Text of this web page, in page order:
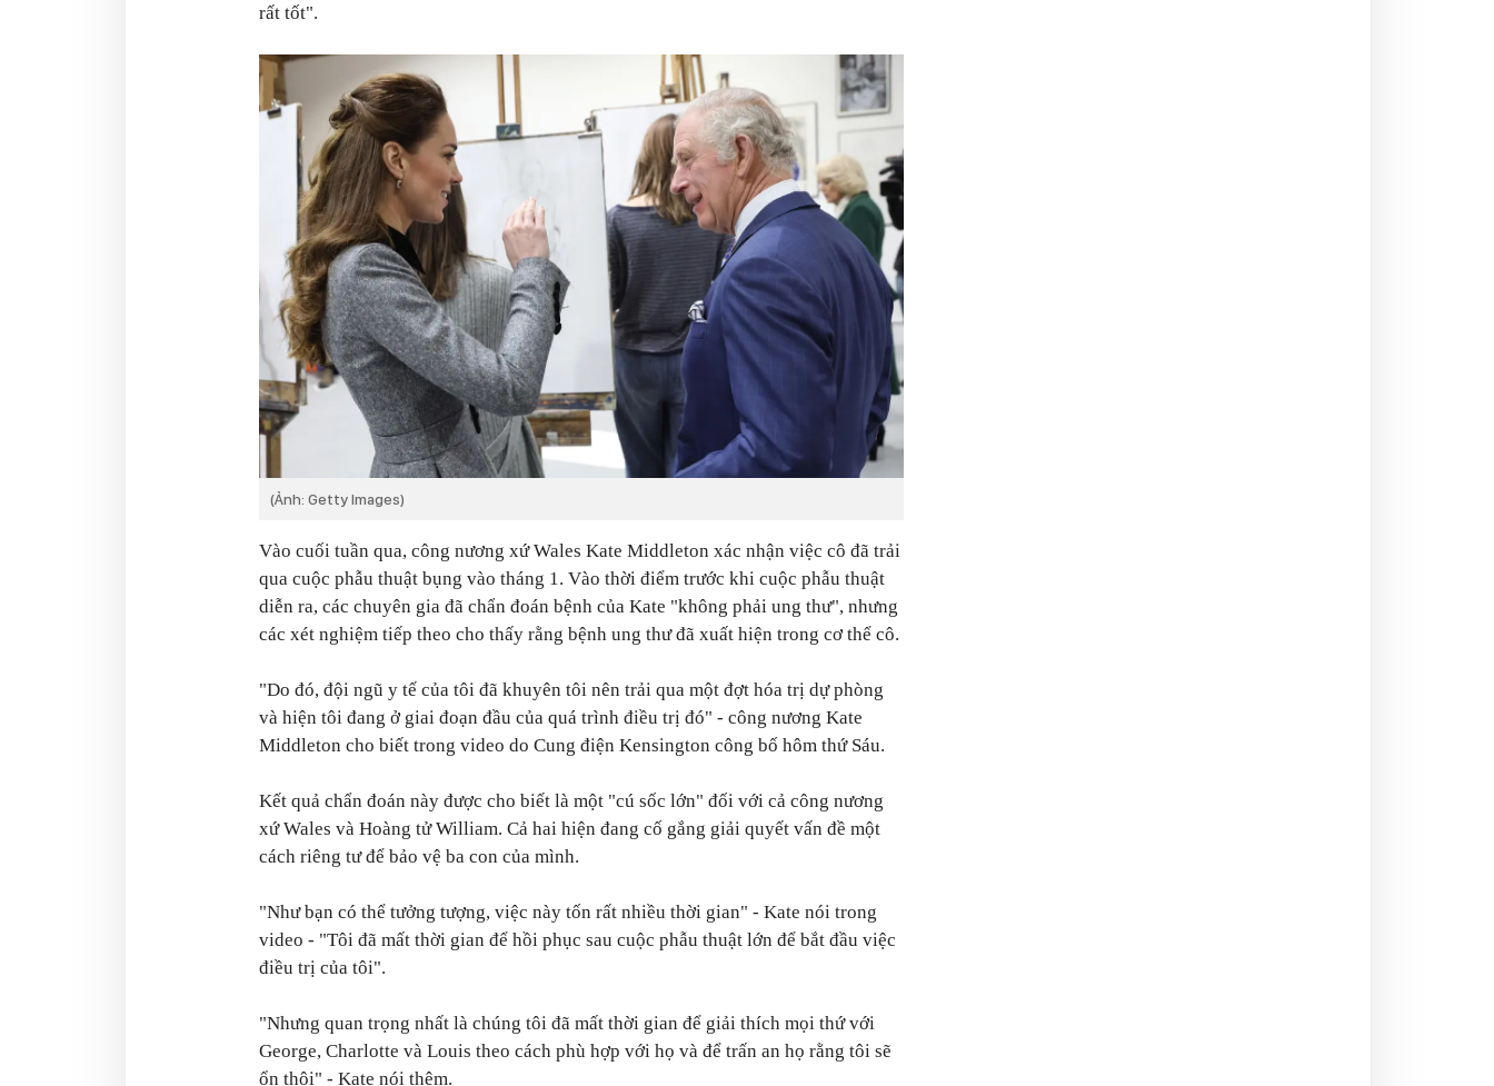
rất tốt".
(Ảnh: Getty Images)
Vào cuối tuần qua, công nương xứ Wales Kate Middleton xác nhận việc cô đã trải
qua cuộc phẫu thuật bụng vào tháng 1. Vào thời điểm trước khi cuộc phẫu thuật
diễn ra, các chuyên gia đã chẩn đoán bệnh của Kate "không phải ung thư", nhưng
các xét nghiệm tiếp theo cho thấy rằng bệnh ung thư đã xuất hiện trong cơ thể cô.
"Do đó, đội ngũ y tế của tôi đã khuyên tôi nên trải qua một đợt hóa trị dự phòng
và hiện tôi đang ở giai đoạn đầu của quá trình điều trị đó" - công nương Kate
Middleton cho biết trong video do Cung điện Kensington công bố hôm thứ Sáu.
Kết quả chẩn đoán này được cho biết là một "cú sốc lớn" đối với cả công nương
xứ Wales và Hoàng tử William. Cả hai hiện đang cố gắng giải quyết vấn đề một
cách riêng tư để bảo vệ ba con của mình.
"Như bạn có thể tưởng tượng, việc này tốn rất nhiều thời gian" - Kate nói trong
video - "Tôi đã mất thời gian để hồi phục sau cuộc phẫu thuật lớn để bắt đầu việc
điều trị của tôi".
"Nhưng quan trọng nhất là chúng tôi đã mất thời gian để giải thích mọi thứ với
George, Charlotte và Louis theo cách phù hợp với họ và để trấn an họ rằng tôi sẽ
ổn thôi" - Kate nói thêm.